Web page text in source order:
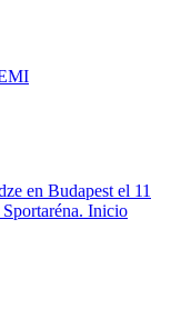
en Budapest el 11
Inicio